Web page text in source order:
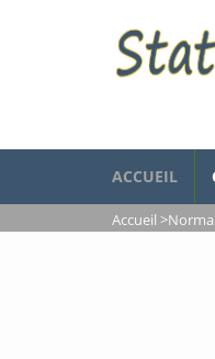
ACCUEIL
Accueil >